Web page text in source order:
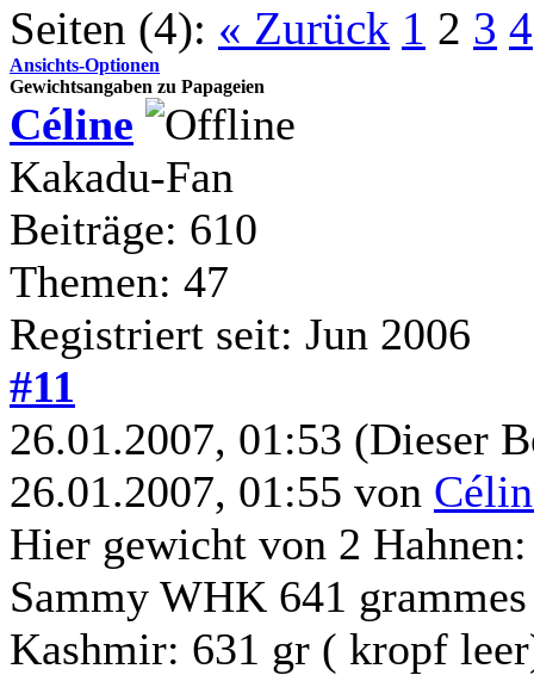
Seiten (4): « Zurück 1 2 3 4
Ansichts-Optionen
Gewichtsangaben zu Papageien
Céline
Kakadu-Fan
Beiträge: 610
Themen: 47
Registriert seit: Jun 2006
#11
26.01.2007, 01:53 (Dieser
26.01.2007, 01:55 von
Hier gewicht von 2 Hahnen:
Sammy WHK 641
Kashmir: 631 gr ( kropf